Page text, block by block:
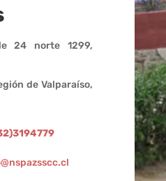
24 norte 1299,
de Valparaíso,